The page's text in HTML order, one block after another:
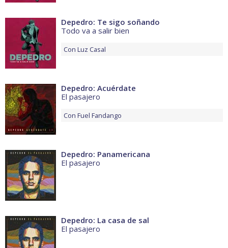
Depedro: Te sigo soñando
Todo va a salir bien
Con Luz Casal
Depedro: Acuérdate
El pasajero
Con Fuel Fandango
Depedro: Panamericana
El pasajero
Depedro: La casa de sal
El pasajero